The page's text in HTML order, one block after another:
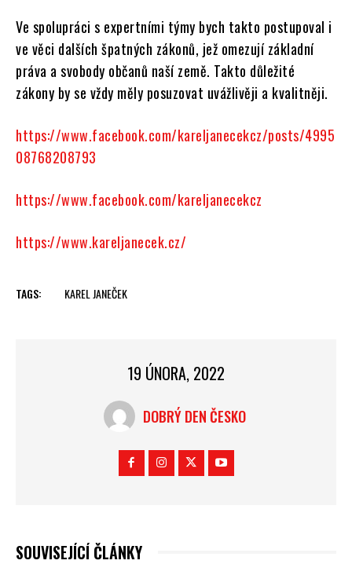
Ve spolupráci s expertními týmy bych takto postupoval i
ve věci dalších špatných zákonů, jež omezují základní
práva a svobody občanů naší země. Takto důležité
zákony by se vždy měly posuzovat uvážlivěji a kvalitněji.
https://www.facebook.com/kareljanecekcz/posts/4995
08768208793
https://www.facebook.com/kareljanecekcz
https://www.kareljanecek.cz/
TAGS: KAREL JANEČEK
19 ÚNORA, 2022
DOBRÝ DEN ČESKO
SOUVISEJÍCÍ ČLÁNKY